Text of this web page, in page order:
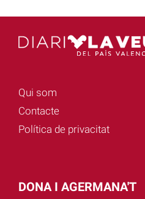
Qui som
Contacte
Política de privacitat
DONA I AGERMANA'T